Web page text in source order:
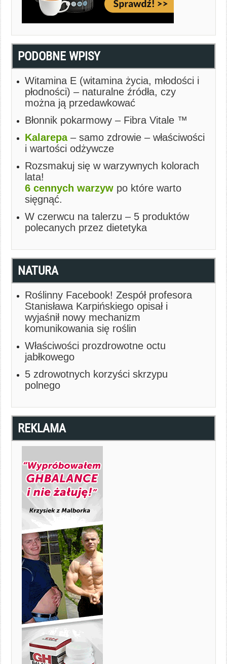
PODOBNE WPISY
Witamina E (witamina życia, młodości i
płodności) – naturalne źródła, czy
można ją przedawkować
Błonnik pokarmowy – Fibra Vitale ™
Kalarepa– samo zdrowie – właściwości
i wartości odżywcze
Rozsmakuj się w warzywnych kolorach
lata!
6 cennych warzyw po które warto
sięgnąć.
W czerwcu na talerzu – 5 produktów
polecanych przez dietetyka
NATURA
Roślinny Facebook! Zespół profesora
Stanisława Karpińskiego opisał i
wyjaśnił nowy mechanizm
komunikowania się roślin
Właściwości prozdrowotne octu
jabłkowego
5 zdrowotnych korzyści skrzypu
polnego
REKLAMA